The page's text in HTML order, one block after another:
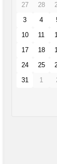
27
28
3
4
10
11
17
18
24
25
31
1